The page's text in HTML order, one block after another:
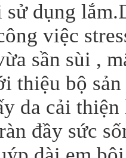
dụng
việc
sần sùi ,
thiệu bộ
da cải
đầy sức